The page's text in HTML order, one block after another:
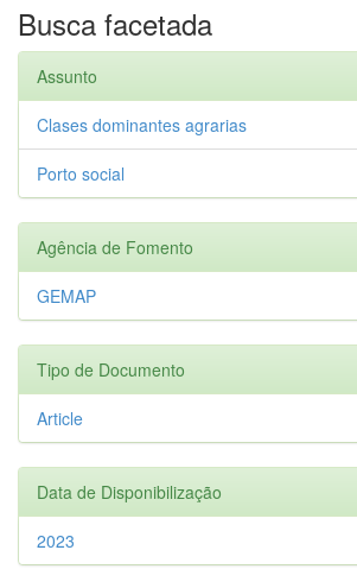
Busca facetada
Assunto
Clases dominantes agrarias
Porto social
Agência de Fomento
GEMAP
Tipo de Documento
Article
Data de Disponibilização
2023